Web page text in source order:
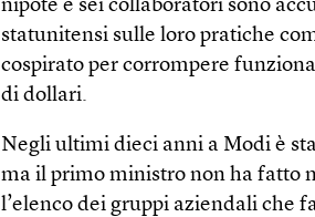
nipote e sei collaboratori sono
statunitensi sulle loro pratiche
cospirato per corrompere
di dollari.
Negli ultimi dieci anni a Modi è
ma il primo ministro non ha fatto
l’elenco dei gruppi aziendali che